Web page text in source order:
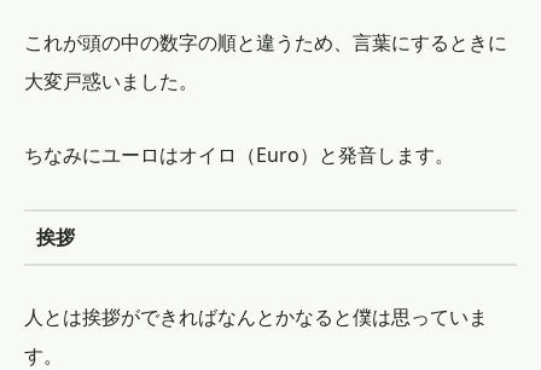
これが頭の中の数字の順と違うため、言葉にするときに
大変戸惑いました。
ちなみにユーロはオイロ（Euro）と発音します。
挨拶
人とは挨拶ができればなんとかなると僕は思っていま
す。